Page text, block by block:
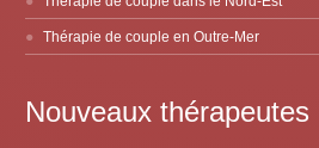
Thérapie de couple en Outre-Mer
Nouveaux thérapeutes